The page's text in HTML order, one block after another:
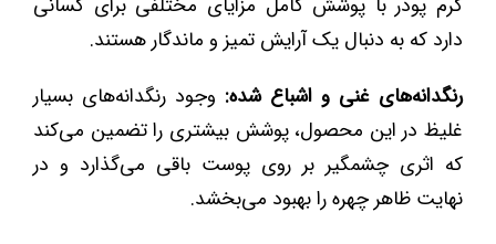
کرم پودر با پوشش کامل مزایای مختلفی برای کسانی
دارد که به دنبال یک آرایش تمیز و ماندگار هستند.
رنگدانه‌های غنی و اشباع شده: وجود رنگدانه‌های بسیار
غلیظ در این محصول، پوشش بیشتری را تضمین می‌کند
که اثری چشمگیر بر روی پوست باقی می‌گذارد و در
نهایت ظاهر چهره را بهبود می‌بخشد.